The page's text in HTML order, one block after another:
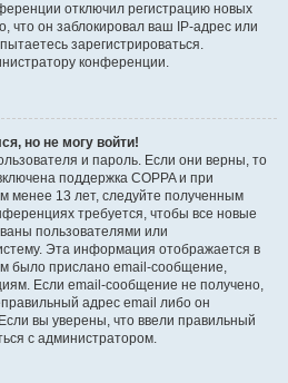
отключил регистрацию новых
что он заблокировал ваш IP-адрес или
зарегистрироваться.
конференции.
но не могу войти!
и пароль. Если они верны, то
поддержка COPPA и при
менее 13 лет, следуйте полученным
требуется, чтобы все новые
пользователями или
Эта информация отображается в
было прислано email-сообщение,
Если email-сообщение не получено,
адрес email либо он
вы уверены, что ввели правильный
с администратором.